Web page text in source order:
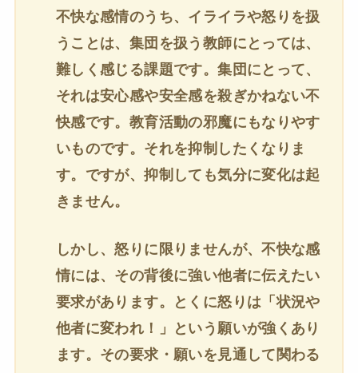
不快な感情のうち、イライラや怒りを扱
うことは、集団を扱う教師にとっては、
難しく感じる課題です。集団にとって、
それは安心感や安全感を殺ぎかねない不
快感です。教育活動の邪魔にもなりやす
いものです。それを抑制したくなりま
す。ですが、抑制しても気分に変化は起
きません。
しかし、怒りに限りませんが、不快な感
情には、その背後に強い他者に伝えたい
要求があります。とくに怒りは「状況や
他者に変われ！」という願いが強くあり
ます。その要求・願いを見通して関わる